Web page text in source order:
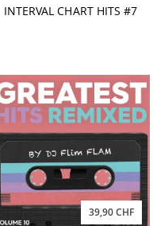
INTERVAL CHART HITS #7
39,90 CHF